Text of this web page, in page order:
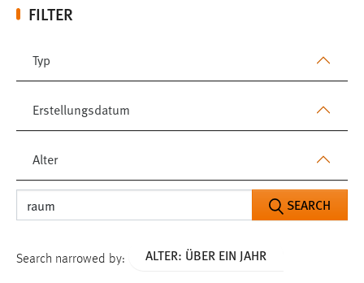
FILTER
Typ
Erstellungsdatum
Alter
SEARCH
Search narrowed by: ALTER: ÜBER EIN JAHR